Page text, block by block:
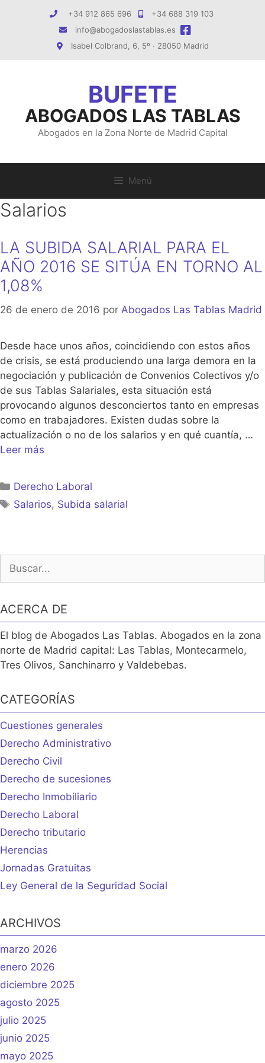
+34 912 865 696
+34 688 319 103
info@abogadoslastablas.es
Isabel Colbrand, 6, 5º · 28050 Madrid
ABOGADOS LAS TABLAS
Abogados en la Zona Norte de Madrid Capital
Menú
Salarios
LA SUBIDA SALARIAL PARA EL
AÑO 2016 SE SITÚA EN TORNO AL
1,08%
26 de enero de 2016 por Abogados Las Tablas Madrid
Desde hace unos años, coincidiendo con estos años
de crisis, se está produciendo una larga demora en la
negociación y publicación de Convenios Colectivos y/o
de sus Tablas Salariales, esta situación está
provocando algunos desconciertos tanto en empresas
como en trabajadores. Existen dudas sobre la
actualización o no de los salarios y en qué cuantía, …
Leer más
Categorías
Derecho Laboral
Etiquetas
Salarios, Subida salarial
ACERCA DE
El blog de Abogados Las Tablas. Abogados en la zona
norte de Madrid capital: Las Tablas, Montecarmelo,
Tres Olivos, Sanchinarro y Valdebebas.
CATEGORÍAS
Cuestiones generales
Derecho Administrativo
Derecho Civil
Derecho de sucesiones
Derecho Inmobiliario
Derecho Laboral
Derecho tributario
Herencias
Jornadas Gratuitas
Ley General de la Seguridad Social
ARCHIVOS
marzo 2026
enero 2026
diciembre 2025
agosto 2025
julio 2025
junio 2025
mayo 2025